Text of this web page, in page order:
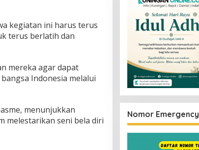
kegiatan ini harus terus
terus berlatih dan
mereka agar dapat
Indonesia melalui
menunjukkan
melestarikan seni bela diri
Nomor Emergency